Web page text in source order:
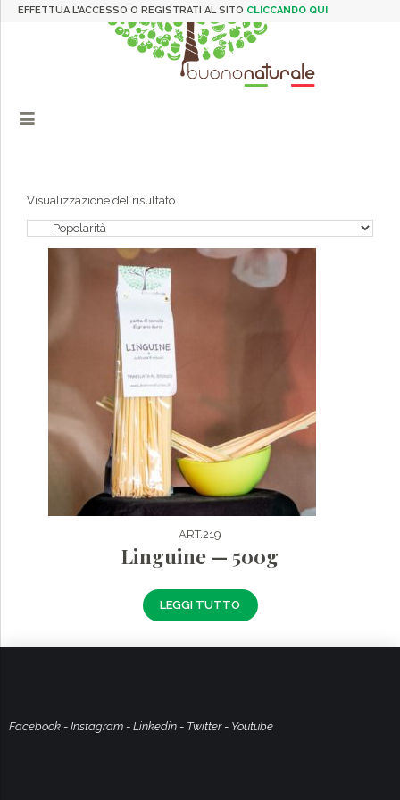
EFFETTUA L'ACCESSO O REGISTRATI AL SITO CLICCANDO QUI
Visualizzazione del risultato
ART.219
Linguine — 500g
LEGGI TUTTO
Facebook - Instagram - Linkedin - Twitter- Youtube